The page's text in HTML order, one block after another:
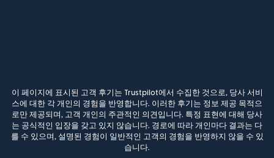
이 페이지에 표시된 고객 후기는 Trustpilot에서 수집한 것으로, 당사 서비
스에 대한 각 개인의 경험을 반영합니다. 이러한 후기는 정보 제공 목적으
로만 제공되며, 고객 개인의 주관적인 의견입니다. 특정 표현에 대해 당사
는 공식적인 입장을 갖고 있지 않습니다. 경로에 따라 개인마다 결과는 다
를 수 있으며, 설명된 경험이 일반적인 고객의 경험을 반영하지 않을 수 있
습니다.